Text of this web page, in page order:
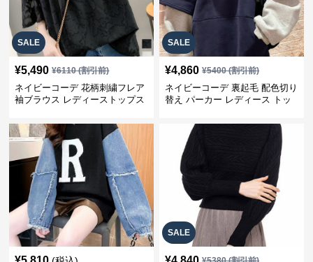
SALE
¥5,490 ¥6110(割引前)
ネイビーコーデ 花柄刺繍フレア
袖ブラウス レディーストップス
SALE
¥4,860 ¥5400(割引前)
ネイビーコーデ 裏起毛 配色切り
替え パーカー レディース トッ
SALE